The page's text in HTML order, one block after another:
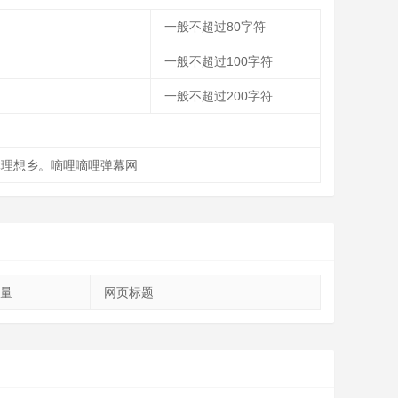
一般不超过80字符
一般不超过100字符
一般不超过200字符
想乡。嘀哩嘀哩弹幕网
网页标题